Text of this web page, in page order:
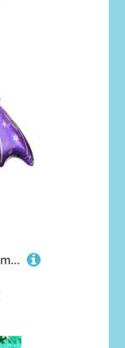
PartyDeco Fledermaus-geformter Filmballon Halloween-Geburtstags-Karneval für Kinder Helium-Luftballon